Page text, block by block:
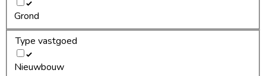
Grond
Type vastgoed
Nieuwbouw